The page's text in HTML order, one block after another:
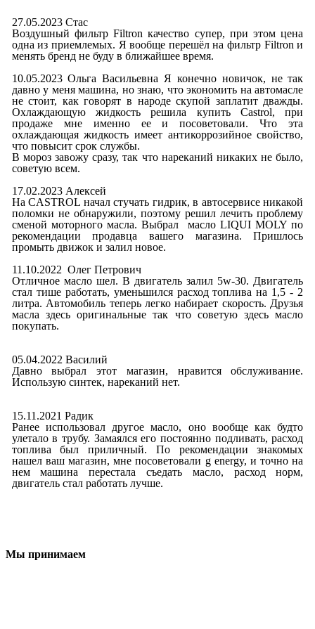
27.05.2023 Стас
Воздушный фильтр Filtron качество супер, при этом цена
одна из приемлемых. Я вообще перешёл на фильтр Filtron и
менять бренд не буду в ближайшее время.
10.05.2023 Ольга Васильевна Я конечно новичок, не так
давно у меня машина, но знаю, что экономить на автомасле
не стоит, как говорят в народе скупой заплатит дважды.
Охлаждающую жидкость решила купить Castrol, при
продаже мне именно ее и посоветовали. Что эта
охлаждающая жидкость имеет антикоррозийное свойство,
что повысит срок службы.
В мороз завожу сразу, так что нареканий никаких не было,
советую всем.
17.02.2023 Алексей
На CASTROL начал стучать гидрик, в автосервисе никакой
поломки не обнаружили, поэтому решил лечить проблему
сменой моторного масла. Выбрал масло LIQUI MOLY по
рекомендации продавца вашего магазина. Пришлось
промыть движок и залил новое.
11.10.2022 Олег Петрович
Отличное масло шел. В двигатель залил 5w-30. Двигатель
стал тише работать, уменьшился расход топлива на 1,5 - 2
литра. Автомобиль теперь легко набирает скорость. Друзья
масла здесь оригинальные так что советую здесь масло
покупать.
05.04.2022 Василий
Давно выбрал этот магазин, нравится обслуживание.
Использую синтек, нареканий нет.
15.11.2021 Радик
Ранее использовал другое масло, оно вообще как будто
улетало в трубу. Замаялся его постоянно подливать, расход
топлива был приличный. По рекомендации знакомых
нашел ваш магазин, мне посоветовали g energy, и точно на
нем машина перестала съедать масло, расход норм,
двигатель стал работать лучше.
Мы принимаем